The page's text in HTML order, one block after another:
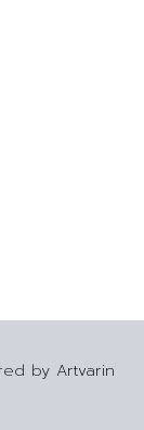
by Artvarin